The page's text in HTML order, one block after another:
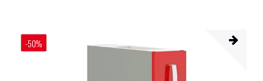
-50%